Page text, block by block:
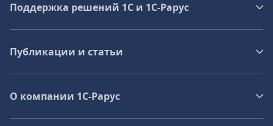
Поддержка решений 1С и 1С‑Рарус
Публикации и статьи
О компании 1C-Рарус